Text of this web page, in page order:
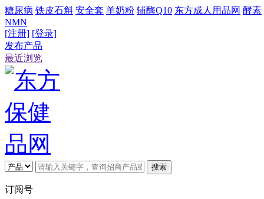
糖尿病 铁皮石斛 安全套 羊奶粉 辅酶Q10 东方成人用品网 酵素
NMN
[注册] [登录]
发布产品
最近浏览
搜索
订阅号